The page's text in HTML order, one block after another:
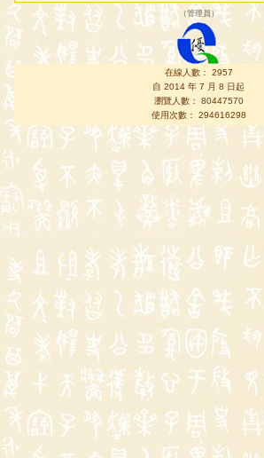
（管理員 ）
在線人數： 2957
自 2014 年 7 月 8 日起
瀏覽人數： 80447570
使用次數： 294616298